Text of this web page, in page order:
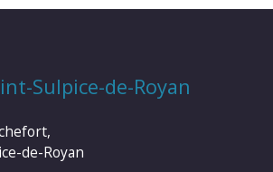
Sulpice-de-Royan
de-Royan